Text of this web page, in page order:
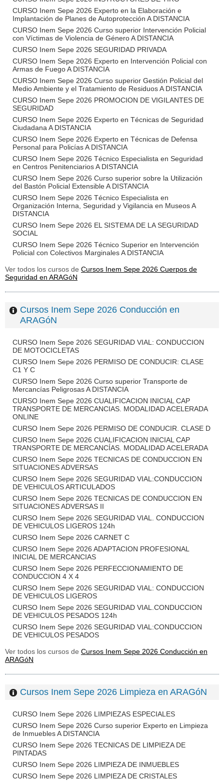
CURSO Inem Sepe 2026 Experto en la Elaboración e
Implantación de Planes de Autoprotección A DISTANCIA
CURSO Inem Sepe 2026 Curso superior Intervención Policial
con Víctimas de Violencia de Género A DISTANCIA
CURSO Inem Sepe 2026 SEGURIDAD PRIVADA
CURSO Inem Sepe 2026 Experto en Intervención Policial con
Armas de Fuego A DISTANCIA
CURSO Inem Sepe 2026 Curso superior Gestión Policial del
Medio Ambiente y el Tratamiento de Residuos A DISTANCIA
CURSO Inem Sepe 2026 PROMOCION DE VIGILANTES DE
SEGURIDAD
CURSO Inem Sepe 2026 Experto en Técnicas de Seguridad
Ciudadana A DISTANCIA
CURSO Inem Sepe 2026 Experto en Técnicas de Defensa
Personal para Policías A DISTANCIA
CURSO Inem Sepe 2026 Técnico Especialista en Seguridad
en Centros Penitenciarios A DISTANCIA
CURSO Inem Sepe 2026 Curso superior sobre la Utilización
del Bastón Policial Extensible A DISTANCIA
CURSO Inem Sepe 2026 Técnico Especialista en
Organización Interna, Seguridad y Vigilancia en Museos A
DISTANCIA
CURSO Inem Sepe 2026 EL SISTEMA DE LA SEGURIDAD
SOCIAL
CURSO Inem Sepe 2026 Técnico Superior en Intervención
Policial con Colectivos Marginales A DISTANCIA
Ver todos los cursos de Cursos Inem Sepe 2026 Cuerpos de
Seguridad en ARAGóN
Cursos Inem Sepe 2026 Conducción en
ARAGóN
CURSO Inem Sepe 2026 SEGURIDAD VIAL: CONDUCCION
DE MOTOCICLETAS
CURSO Inem Sepe 2026 PERMISO DE CONDUCIR: CLASE
C1 Y C
CURSO Inem Sepe 2026 Curso superior Transporte de
Mercancías Peligrosas A DISTANCIA
CURSO Inem Sepe 2026 CUALIFICACION INICIAL CAP
TRANSPORTE DE MERCANCIAS. MODALIDAD ACELERADA
ONLINE
CURSO Inem Sepe 2026 PERMISO DE CONDUCIR. CLASE D
CURSO Inem Sepe 2026 CUALIFICACION INICIAL CAP
TRANSPORTE DE MERCANCÍAS. MODALIDAD ACELERADA
CURSO Inem Sepe 2026 TECNICAS DE CONDUCCION EN
SITUACIONES ADVERSAS
CURSO Inem Sepe 2026 SEGURIDAD VIAL:CONDUCCION
DE VEHICULOS ARTICULADOS
CURSO Inem Sepe 2026 TECNICAS DE CONDUCCION EN
SITUACIONES ADVERSAS II
CURSO Inem Sepe 2026 SEGURIDAD VIAL. CONDUCCION
DE VEHICULOS LIGEROS 124h
CURSO Inem Sepe 2026 CARNET C
CURSO Inem Sepe 2026 ADAPTACION PROFESIONAL
INICIAL DE MERCANCIAS
CURSO Inem Sepe 2026 PERFECCIONAMIENTO DE
CONDUCCION 4 X 4
CURSO Inem Sepe 2026 SEGURIDAD VIAL: CONDUCCION
DE VEHICULOS LIGEROS
CURSO Inem Sepe 2026 SEGURIDAD VIAL.CONDUCCION
DE VEHICULOS PESADOS 124h
CURSO Inem Sepe 2026 SEGURIDAD VIAL:CONDUCCION
DE VEHICULOS PESADOS
Ver todos los cursos de Cursos Inem Sepe 2026 Conducción en
ARAGóN
Cursos Inem Sepe 2026 Limpieza en ARAGóN
CURSO Inem Sepe 2026 LIMPIEZAS ESPECIALES
CURSO Inem Sepe 2026 Curso superior Experto en Limpieza
de Inmuebles A DISTANCIA
CURSO Inem Sepe 2026 TECNICAS DE LIMPIEZA DE
PINTADAS
CURSO Inem Sepe 2026 LIMPIEZA DE INMUEBLES
CURSO Inem Sepe 2026 LIMPIEZA DE CRISTALES